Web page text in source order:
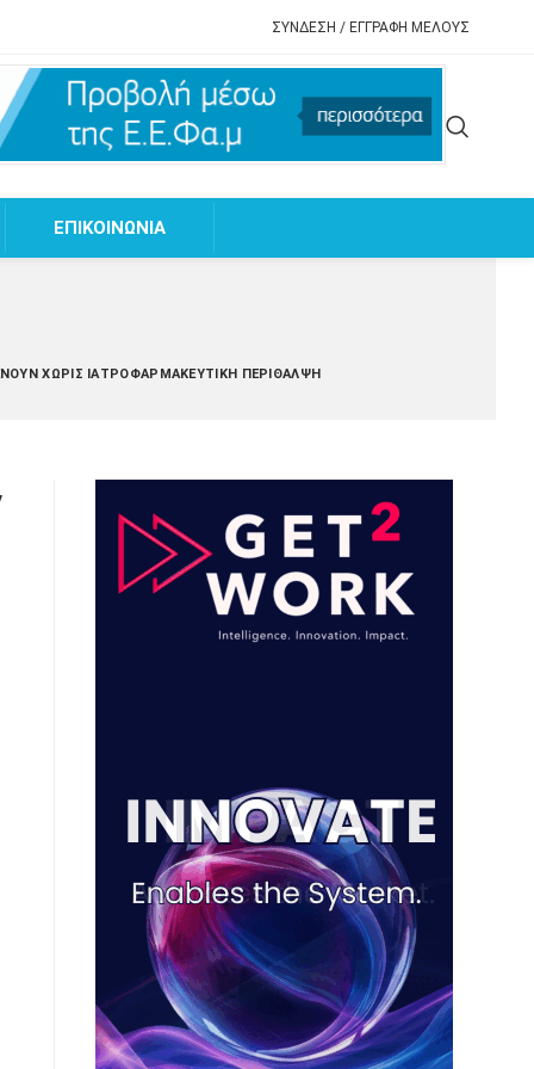
ΣΥΝΔΕΣΗ / ΕΓΓΡΑΦΗ ΜΕΛΟΥΣ
EΠΙΚΟΙΝΩΝΙΑ
ΧΩΡΊΣ ΙΑΤΡΟΦΑΡΜΑΚΕΥΤΙΚΉ ΠΕΡΊΘΑΛΨΗ